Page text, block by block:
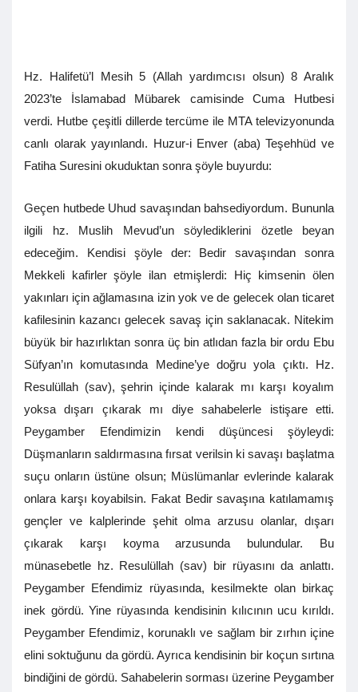
Hz. Halifetü’l Mesih 5 (Allah yardımcısı olsun) 8 Aralık
2023’te İslamabad Mübarek camisinde Cuma Hutbesi
verdi. Hutbe çeşitli dillerde tercüme ile MTA televizyonunda
canlı olarak yayınlandı. Huzur-i Enver (aba) Teşehhüd ve
Fatiha Suresini okuduktan sonra şöyle buyurdu:
Geçen hutbede Uhud savaşından bahsediyordum. Bununla
ilgili hz. Muslih Mevud’un söylediklerini özetle beyan
edeceğim. Kendisi şöyle der: Bedir savaşından sonra
Mekkeli kafirler şöyle ilan etmişlerdi: Hiç kimsenin ölen
yakınları için ağlamasına izin yok ve de gelecek olan ticaret
kafilesinin kazancı gelecek savaş için saklanacak. Nitekim
büyük bir hazırlıktan sonra üç bin atlıdan fazla bir ordu Ebu
Süfyan’ın komutasında Medine’ye doğru yola çıktı. Hz.
Resulüllah (sav), şehrin içinde kalarak mı karşı koyalım
yoksa dışarı çıkarak mı diye sahabelerle istişare etti.
Peygamber Efendimizin kendi düşüncesi şöyleydi:
Düşmanların saldırmasına fırsat verilsin ki savaşı başlatma
suçu onların üstüne olsun; Müslümanlar evlerinde kalarak
onlara karşı koyabilsin. Fakat Bedir savaşına katılamamış
gençler ve kalplerinde şehit olma arzusu olanlar, dışarı
çıkarak karşı koyma arzusunda bulundular. Bu
münasebetle hz. Resulüllah (sav) bir rüyasını da anlattı.
Peygamber Efendimiz rüyasında, kesilmekte olan birkaç
inek gördü. Yine rüyasında kendisinin kılıcının ucu kırıldı.
Peygamber Efendimiz, korunaklı ve sağlam bir zırhın içine
elini soktuğunu da gördü. Ayrıca kendisinin bir koçun sırtına
bindiğini de gördü. Sahabelerin sorması üzerine Peygamber